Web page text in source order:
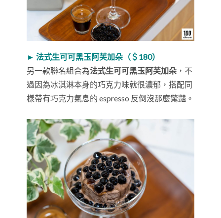
► 法式生可可黑玉阿芙加朵（＄180）
另一款聯名組合為法式生可可黑玉阿芙加朵 ，不
過因為冰淇淋本身的巧克力味就很濃郁，搭配同
樣帶有巧克力氣息的 espresso 反倒沒那麼驚豔。